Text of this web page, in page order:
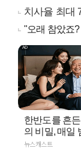
치사율 최대
"오래 참았죠
한반도를 흔
의 비밀, 매일
뉴스캐스트